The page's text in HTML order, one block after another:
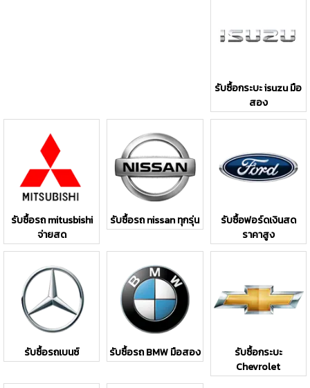
รับซื้อกระบะ isuzu มือ
สอง
รับซื้อรถ mitusbishi
จ่ายสด
รับซื้อรถ nissan ทุกรุ่น
รับซื้อฟอร์ดเงินสด
ราคาสูง
รับซื้อรถเบนซ์ รับซื้อรถ BMW มือสอง
รับซื้อกระบะ
Chevrolet